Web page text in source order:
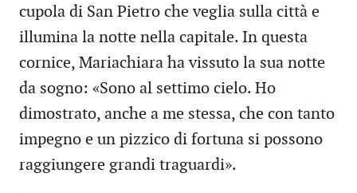
cupola di San Pietro che veglia sulla città e
illumina la notte nella capitale. In questa
cornice, Mariachiara ha vissuto la sua notte
da sogno: «Sono al settimo cielo. Ho
dimostrato, anche a me stessa, che con tanto
impegno e un pizzico di fortuna si possono
raggiungere grandi traguardi».